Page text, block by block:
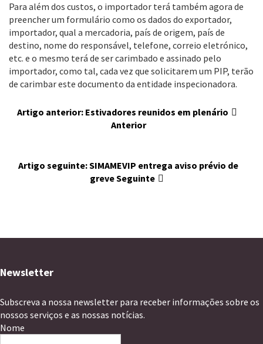
Para além dos custos, o importador terá também agora de
preencher um formulário como os dados do exportador,
importador, qual a mercadoria, país de origem, país de
destino, nome do responsável, telefone, correio eletrónico,
etc. e o mesmo terá de ser carimbado e assinado pelo
importador, como tal, cada vez que solicitarem um PIP, terão
de carimbar este documento da entidade inspecionadora.
Artigo anterior: Estivadores reunidos em plenário
Anterior
Artigo seguinte: SIMAMEVIP entrega aviso prévio de
greveSeguinte
Newsletter
Subscreva a nossa newsletter para receber informações sobre os
nossos serviços e as nossas notícias.
Nome